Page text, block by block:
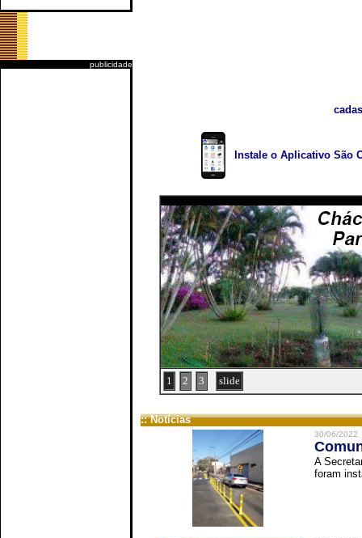
publicidade
Instale o Aplicativo São
1 2 3 slide
:: Notícias
30/06/2022
A
foram